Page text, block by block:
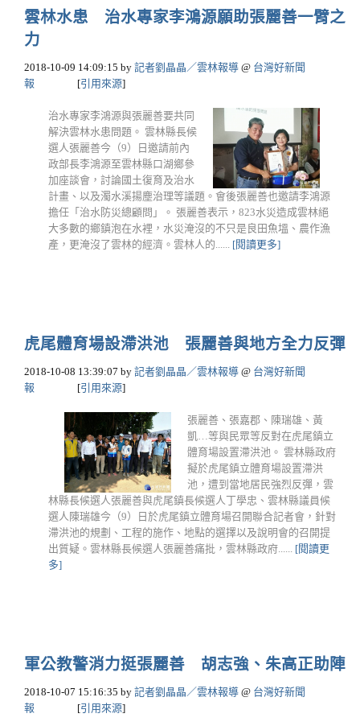
雲林水患 治水專家李鴻源願助張麗善一臂之
力
2018-10-09 14:09:15 by 記者劉晶晶／雲林報導 @ 台灣好新聞
報
[引用來源]
治水專家李鴻源與張麗善要共同
解決雲林水患問題。 雲林縣長候
選人張麗善今（9）日邀請前內
政部長李鴻源至雲林縣口湖鄉參
加座談會，討論國土復育及治水
計畫、以及濁水溪揚塵治理等議題。會後張麗善也邀請李鴻源
擔任「治水防災總顧問」。 張麗善表示，823水災造成雲林絕
大多數的鄉鎮泡在水裡，水災淹沒的不只是良田魚塭、農作漁
產，更淹沒了雲林的經濟。雲林人的...... [閱讀更多]
虎尾體育場設滯洪池 張麗善與地方全力反彈
2018-10-08 13:39:07 by 記者劉晶晶／雲林報導 @ 台灣好新聞
報
[引用來源]
張麗善、張嘉郡、陳瑞雄、黃
凱…等與民眾等反對在虎尾鎮立
體育場設置滯洪池。 雲林縣政府
擬於虎尾鎮立體育場設置滯洪
池，遭到當地居民強烈反彈，雲
林縣長候選人張麗善與虎尾鎮長候選人丁學忠、雲林縣議員候
選人陳瑞雄今（9）日於虎尾鎮立體育場召開聯合記者會，針對
滯洪池的規劃、工程的施作、地點的選擇以及說明會的召開提
出質疑。雲林縣長候選人張麗善痛批，雲林縣政府...... [閱讀更
多]
軍公教警消力挺張麗善 胡志強、朱高正助陣
2018-10-07 15:16:35 by 記者劉晶晶／雲林報導 @ 台灣好新聞
報
[引用來源]